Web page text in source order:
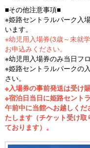
■その他注意事項■
※姫路セントラルパーク入
います。
※幼児用入場券(3歳～未就
お申込みください。
※幼児用入場券のみ当日フ
※姫路セントラルパークの
さい。
※入場券の事前発送は受け
※宿泊日当日に姫路セント
午前中に当館へお越しく
たします（チケット受け
ております）。